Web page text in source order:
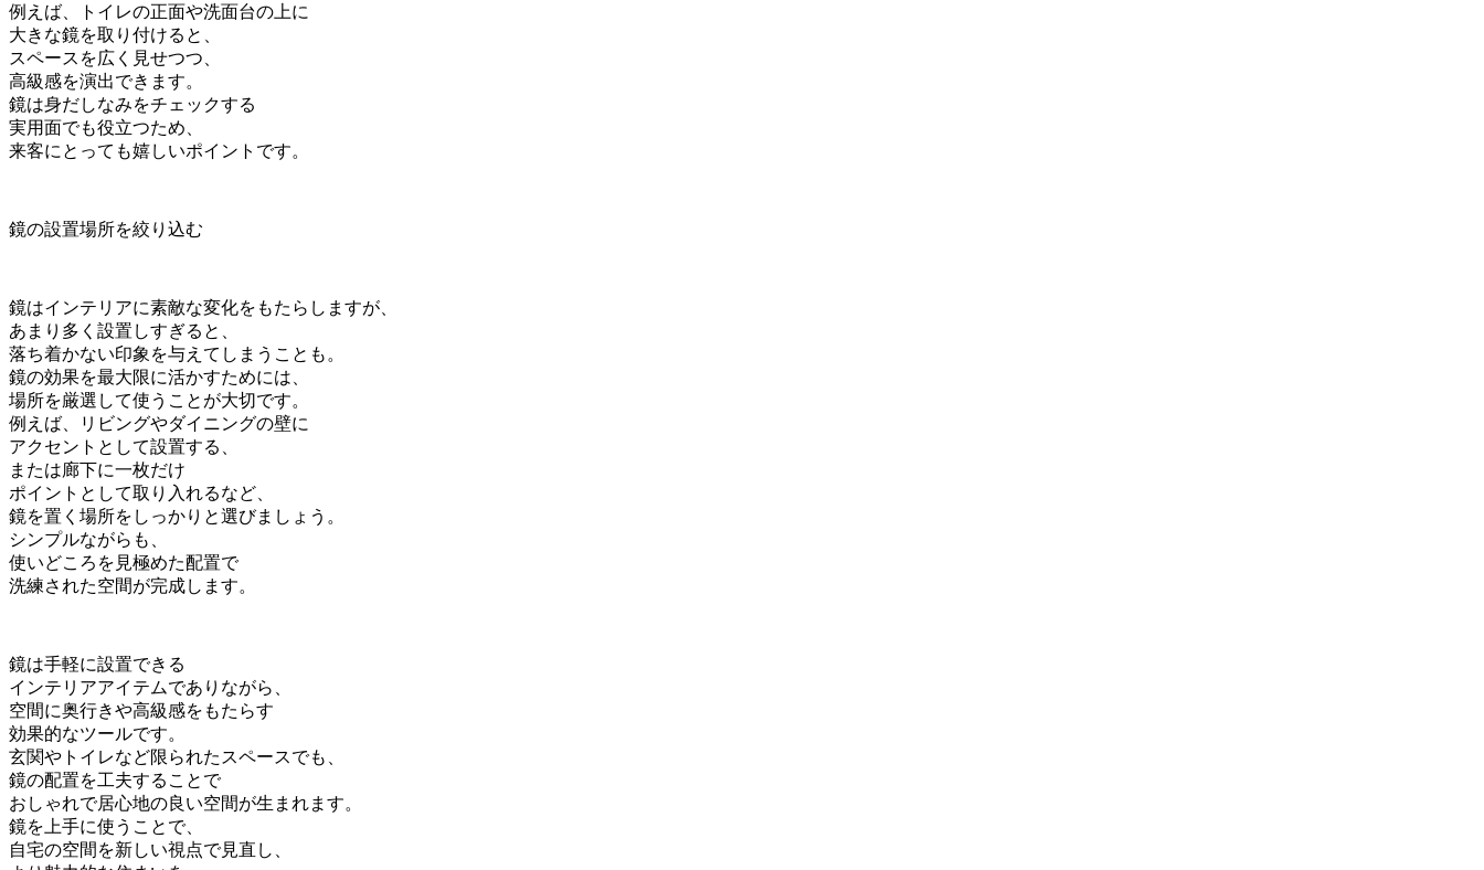
例えば、トイレの正面や洗面台の上に
大きな鏡を取り付けると、
スペースを広く見せつつ、
高級感を演出できます。
鏡は身だしなみをチェックする
実用面でも役立つため、
来客にとっても嬉しいポイントです。
鏡の設置場所を絞り込む
鏡はインテリアに素敵な変化をもたらしますが、
あまり多く設置しすぎると、
落ち着かない印象を与えてしまうことも。
鏡の効果を最大限に活かすためには、
場所を厳選して使うことが大切です。
例えば、リビングやダイニングの壁に
アクセントとして設置する、
または廊下に一枚だけ
ポイントとして取り入れるなど、
鏡を置く場所をしっかりと選びましょう。
シンプルながらも、
使いどころを見極めた配置で
洗練された空間が完成します。
鏡は手軽に設置できる
インテリアアイテムでありながら、
空間に奥行きや高級感をもたらす
効果的なツールです。
玄関やトイレなど限られたスペースでも、
鏡の配置を工夫することで
おしゃれで居心地の良い空間が生まれます。
鏡を上手に使うことで、
自宅の空間を新しい視点で見直し、